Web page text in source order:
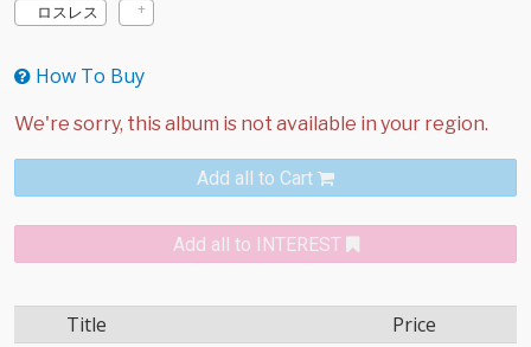
ロスレス
How To Buy
Add all to Cart
Add all to INTEREST
Title Price